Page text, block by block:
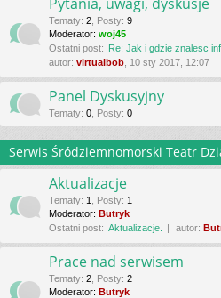
Tematy: 2 Posty: 9
Moderator: woj45
Ostatni post: Re: Jak i gdzie znalesc
autor: virtualbob , 10 sty 2017, 12:07
Panel Dyskusyjny
Tematy: 0 Posty: 0
Serwis Śródziemnomorski Teatr
Aktualizacje
Tematy: 1 Posty: 1
Moderator: Butryk
Ostatni post: Aktualizacje. autor:
Prace nad serwisem
Tematy: 2 Posty: 2
Moderator: Butryk